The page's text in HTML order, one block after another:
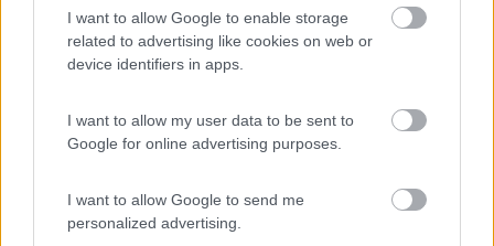
I want to allow Google to enable storage
related to advertising like cookies on web or
device identifiers in apps.
I want to allow my user data to be sent to
Google for online advertising purposes.
I want to allow Google to send me
personalized advertising.